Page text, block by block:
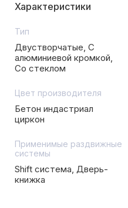
Характеристики
Тип
Двустворчатые, С
алюминиевой кромкой,
Со стеклом
Цвет производителя
Бетон индастриал
циркон
Применимые раздвижные
системы
Shift система, Дверь-
книжка